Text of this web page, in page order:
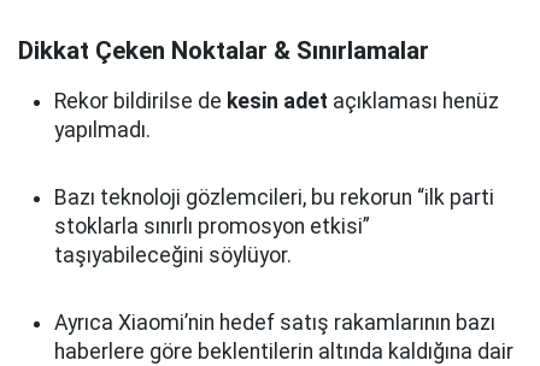
Dikkat Çeken Noktalar & Sınırlamalar
Rekor bildirilse de kesin adet açıklaması henüz
yapılmadı.
Bazı teknoloji gözlemcileri, bu rekorun “ilk parti
stoklarla sınırlı promosyon etkisi”
taşıyabileceğini söylüyor.
Ayrıca Xiaomi’nin hedef satış rakamlarının bazı
haberlere göre beklentilerin altında kaldığına dair